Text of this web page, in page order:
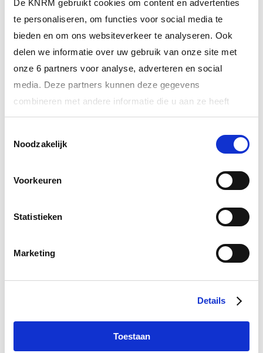
De KNRM gebruikt cookies om content en advertenties
te personaliseren, om functies voor social media te
bieden en om ons websiteverkeer te analyseren. Ook
delen we informatie over uw gebruik van onze site met
onze 6 partners voor analyse, adverteren en social
media. Deze partners kunnen deze gegevens
combineren met andere informatie die u aan ze heeft
verstrekt of die ze hebben verzameld op basis van uw
Via hetcookiestatement
op onze website kunt u uw
privacystatement
vindt u meer informatie over wie we
persoonlijke gegevens verwerken.
Noodzakelijk
Voorkeuren
Statistieken
Marketing
Details
Toestaan
14 juli 2026
Succesvolle zoekactie: vermiste persoon in goede
gezondheid…
ALTIJD ALS EERSTE OP DE HOOGTE VAN
JOUW DONATIE MAAKT HET VERSCHIL
betrouwbare reddingboten en veilige inzetten.